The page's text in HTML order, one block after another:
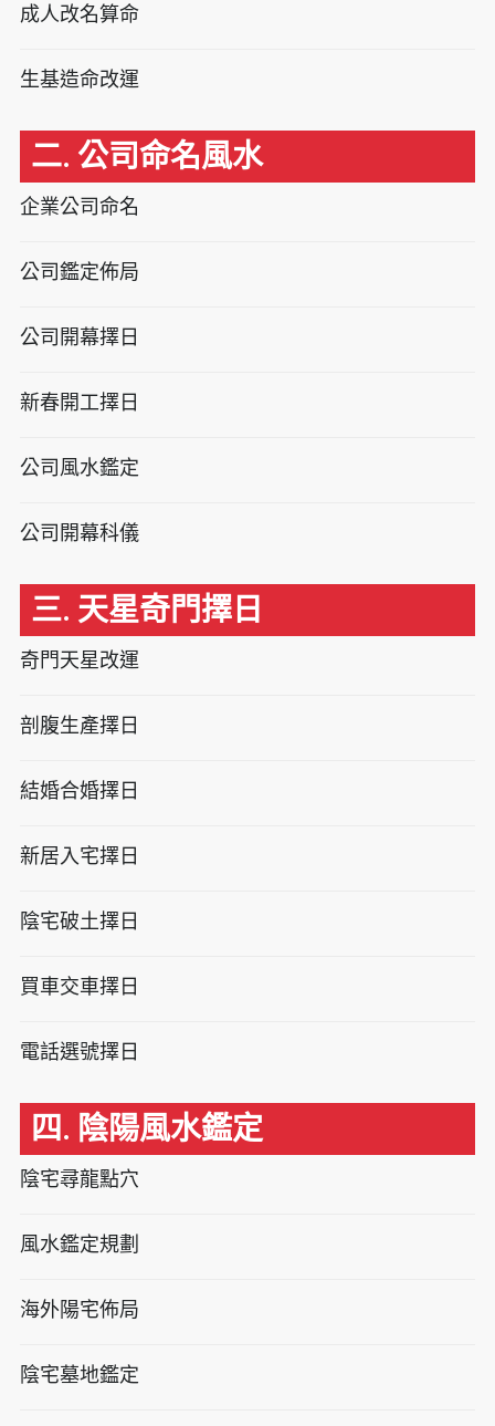
成人改名算命
生基造命改運
二. 公司命名風水
企業公司命名
公司鑑定佈局
公司開幕擇日
新春開工擇日
公司風水鑑定
公司開幕科儀
三. 天星奇門擇日
奇門天星改運
剖腹生產擇日
結婚合婚擇日
新居入宅擇日
陰宅破土擇日
買車交車擇日
電話選號擇日
四. 陰陽風水鑑定
陰宅尋龍點穴
風水鑑定規劃
海外陽宅佈局
陰宅墓地鑑定